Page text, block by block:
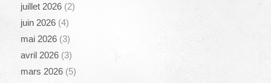
juillet 2026(2)
juin 2026(4)
mai 2026(3)
avril 2026(3)
mars 2026(5)